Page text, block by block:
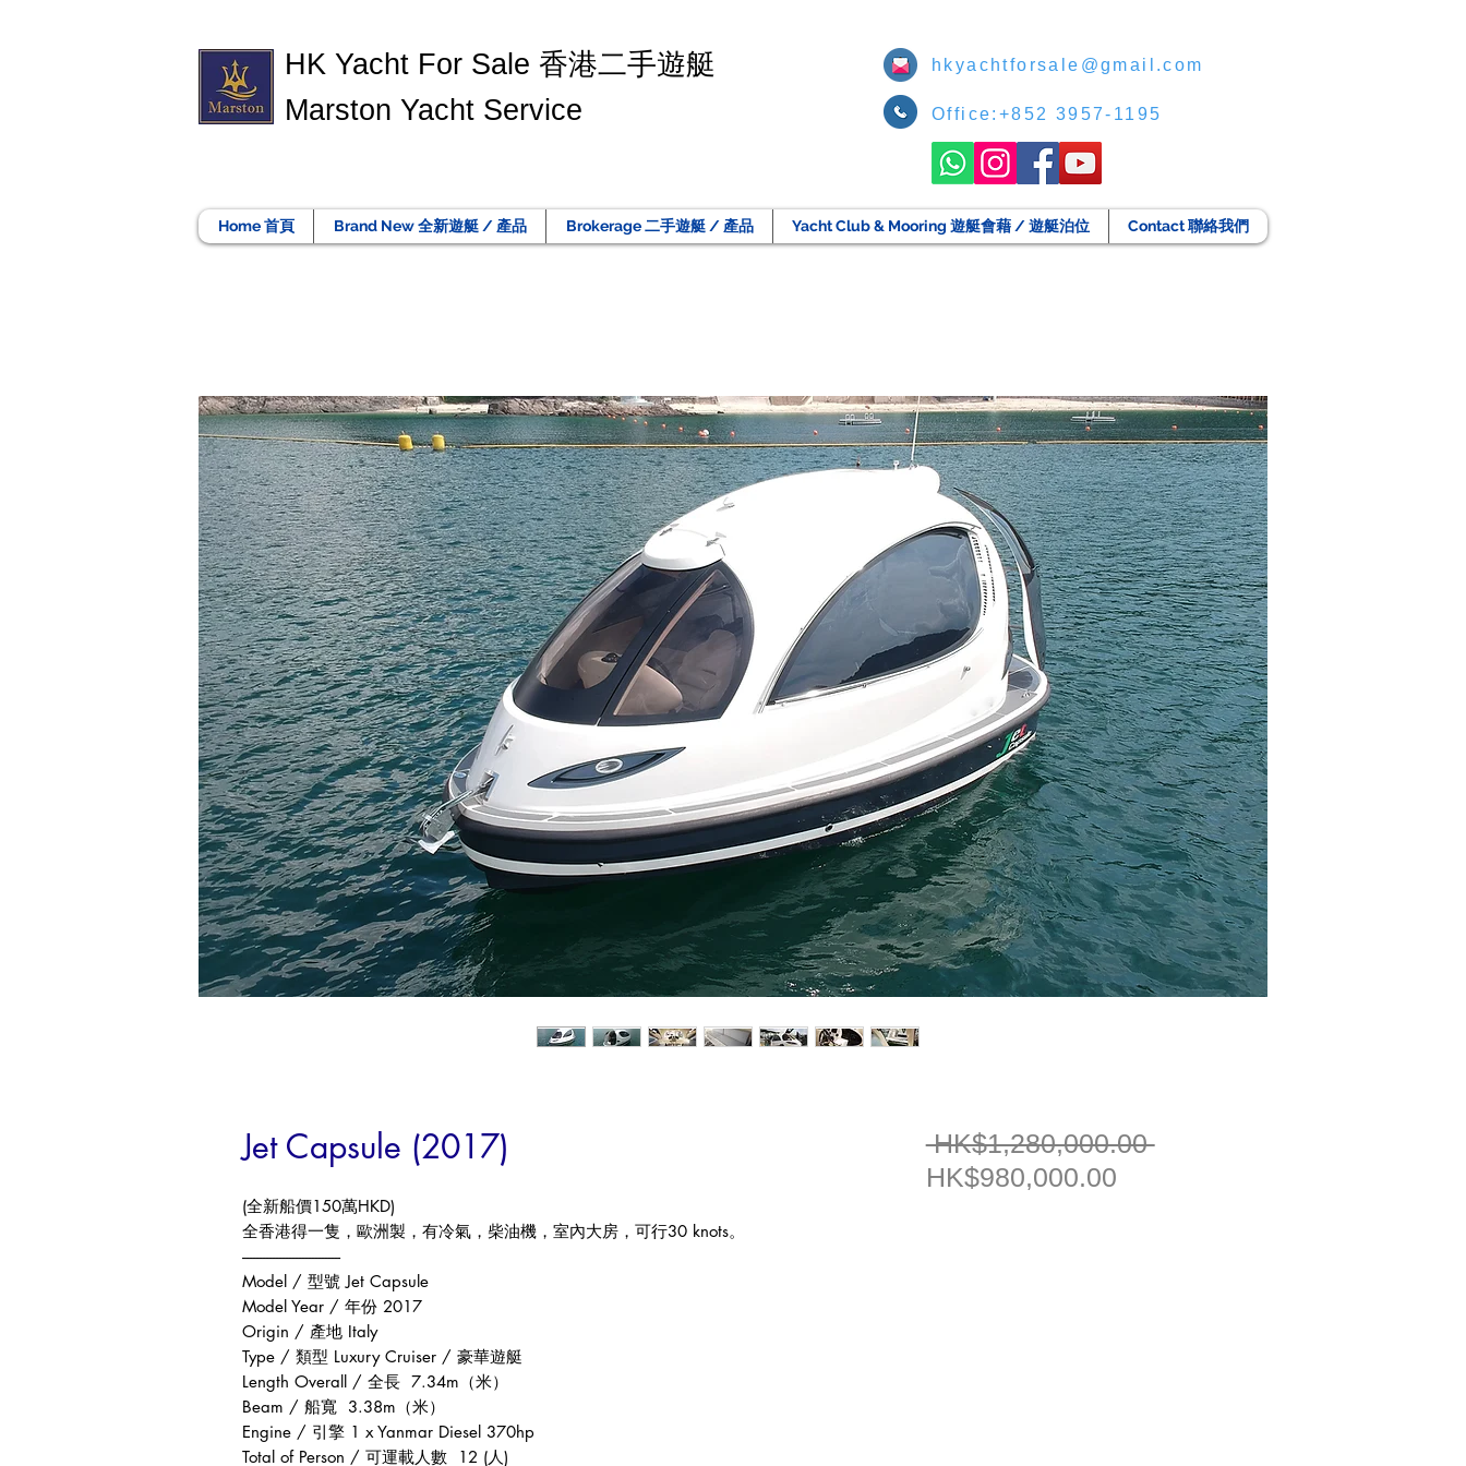
​HK Yacht For Sale 香港二手遊艇
Marston Yacht Service
hkyachtforsale@gmail.com
Office:+852 3957-1195
Home 首頁 Brand New 全新遊艇 / 產品 Brokerage 二手遊艇 / 產品 Yacht Club & Mooring 遊艇會藉 / 遊艇泊位 Contact 聯絡我們
Jet Capsule (2017)
(全新船價150萬HKD)
全香港得一隻，歐洲製，有冷氣，柴油機，室內大房，可行30 knots。
------------------------------
Model / 型號 Jet Capsule
Model Year / 年份 2017
Origin / 產地 Italy
Type / 類型 Luxury Cruiser / 豪華遊艇
Length Overall / 全長 7.34m（米）
Beam / 船寬 3.38m（米）
Engine / 引擎 1 x Yanmar Diesel 370hp
Total of Person / 可運載人數 12 (人)
HK$1,280,000.00 一
HK$980,000.00促